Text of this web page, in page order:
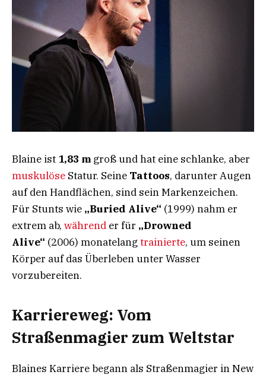
Blaine ist 1,83 m groß und hat eine schlanke, aber
muskulöse Statur. Seine Tattoos, darunter Augen
auf den Handflächen, sind sein Markenzeichen.
Für Stunts wie „Buried Alive“ (1999) nahm er
extrem ab, während er für „Drowned
Alive“ (2006) monatelang trainierte, um seinen
Körper auf das Überleben unter Wasser
vorzubereiten.
Karriereweg: Vom
Straßenmagier zum Weltstar
Blaines Karriere begann als Straßenmagier in New